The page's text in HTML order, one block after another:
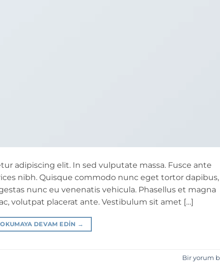
adipiscing elit. In sed vulputate massa. Fusce ante
nibh. Quisque commodo nunc eget tortor
nunc eu venenatis vehicula. Phasellus et magna
volutpat placerat ante. Vestibulum sit amet […]
OKUMAYA DEVAM EDIN →
Bir yorum